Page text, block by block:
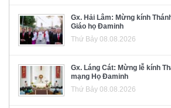
Gx. Hải Lâm: Mừng kính
Giáo họ Đaminh
Thứ Bảy 08.08.2026
Gx. Láng Cát: Mừng lễ kính
mạng Họ Đaminh
Thứ Bảy 08.08.2026